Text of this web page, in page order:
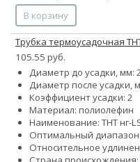
В корзину
Трубка термоусадочная
105.55 руб.
Диаметр до усадки, мм:
Диаметр после усадки,
Коэффициент усадки: 2
Материал: полиолефин
Наименование: ТНТ нг-
Оптимальный диапазон
Относительное